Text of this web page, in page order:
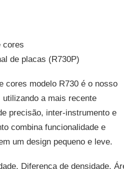
cores
de placas (R730P)
cores modelo R730 é o nosso
a mais recente
precisão, inter-instrumento e
combina funcionalidade e
um design pequeno e leve.
Diferença de densidade,